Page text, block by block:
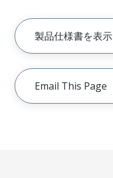
製品仕様書を表示
Email This Page